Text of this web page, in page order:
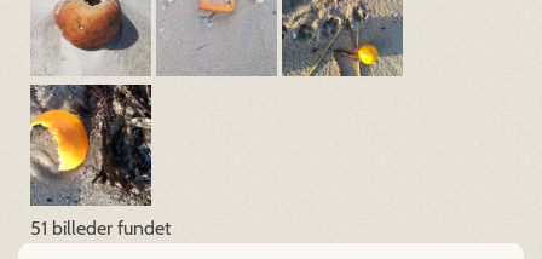
51 billeder fundet